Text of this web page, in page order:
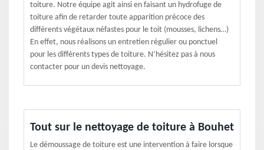
toiture. Notre équipe agit ainsi en faisant un hydrofuge de
toiture afin de retarder toute apparition précoce des
différents végétaux néfastes pour le toit (mousses, lichens…)
En effet, nous réalisons un entretien régulier ou ponctuel
pour les différents types de toiture. N’hésitez pas à nous
contacter pour un devis nettoyage.
Tout sur le nettoyage de toiture à Bouhet
Le démoussage de toiture est une intervention à faire lorsque